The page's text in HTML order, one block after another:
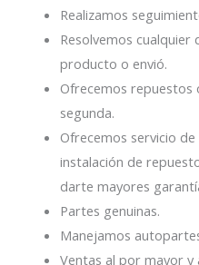
Realizamos
Resolvemos
producto o envió.
Ofrecemos repuestos
segunda.
Ofrecemos servicio
instalación de
darte mayores
Partes genuinas.
Manejamos
Ventas al por mayor